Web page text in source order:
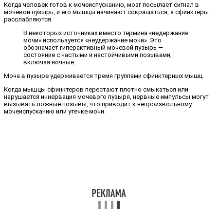
Когда человек готов к мочеиспусканию, мозг посылает сигнал в
мочевой пузырь, и его мышцы начинают сокращаться, а сфинктеры
расслабляются.
В некоторых источниках вместо термина «недержание
мочи» используется «неудержание мочи». Это
обозначает гиперактивный мочевой пузырь —
состояние с частыми и настойчивыми позывами,
включая ночные.
Моча в пузыре удерживается тремя группами сфинктерных мышц.
Когда мышцы сфинктеров перестают плотно смыкаться или
нарушается иннервация мочевого пузыря, нервные импульсы могут
вызывать ложные позывы, что приводит к непроизвольному
мочеиспусканию или утечке мочи.